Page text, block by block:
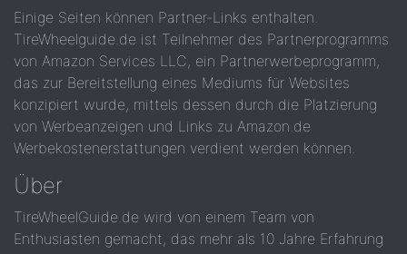
Einige Seiten können Partner-Links enthalten.
TireWheelguide.de ist Teilnehmer des Partnerprogramms
von Amazon Services LLC, ein Partnerwerbeprogramm,
das zur Bereitstellung eines Mediums für Websites
konzipiert wurde, mittels dessen durch die Platzierung
von Werbeanzeigen und Links zu Amazon.de
Werbekostenerstattungen verdient werden können.
Über
TireWheelGuide.de wird von einem Team von
Enthusiasten gemacht, das mehr als 10 Jahre Erfahrung